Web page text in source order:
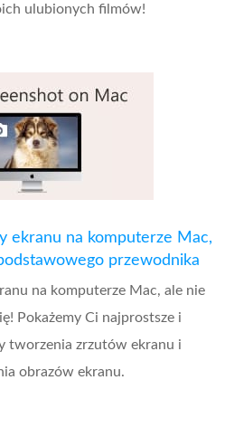
ulubionych filmów!
ekranu na komputerze Mac,
przewodnika
na komputerze Mac, ale nie
Pokażemy Ci najprostsze i
tworzenia zrzutów ekranu i
obrazów ekranu.